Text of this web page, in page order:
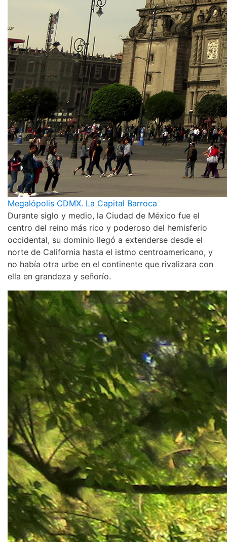
Megalópolis CDMX. La Capital Barroca
Durante siglo y medio, la Ciudad de México fue el
centro del reino más rico y poderoso del hemisferio
occidental, su dominio llegó a extenderse desde el
norte de California hasta el istmo centroamericano, y
no había otra urbe en el continente que rivalizara con
ella en grandeza y señorío.